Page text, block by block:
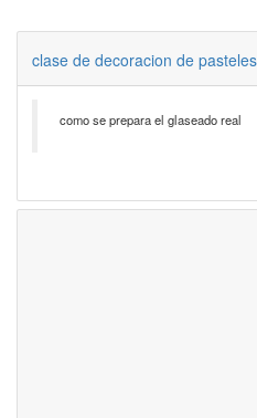
clase de decoracion de pasteles
como se prepara el glaseado real